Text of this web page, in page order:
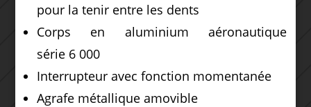
pour la tenir entre les dents
Corps en aluminium aéronautique
série 6 000
Interrupteur avec fonction momentanée
Agrafe métallique amovible